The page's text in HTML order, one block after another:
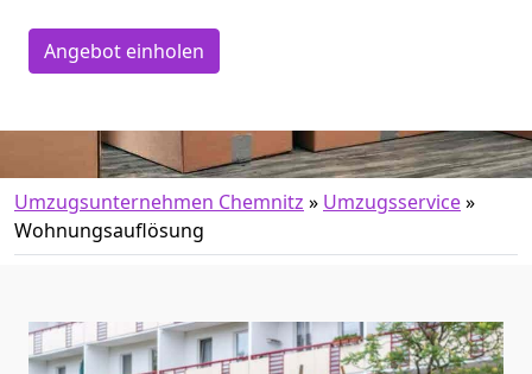
Angebot einholen
Umzugsunternehmen Chemnitz » Umzugsservice»
Wohnungsauflösung